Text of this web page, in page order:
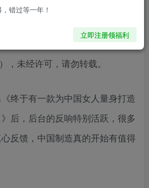
——如意：
，未经许可，请勿转载。
终于有一款为中国女人量身打造
后，后台的反响特别活跃，很多
反馈，中国制造真的开始有值得
错过等一年！
立即注册领福利